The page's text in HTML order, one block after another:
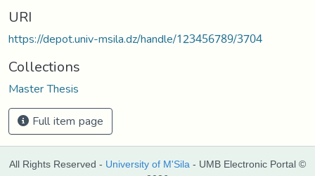
URI
https://depot.univ-msila.dz/handle/123456789/3704
Collections
Master Thesis
Full item page
All Rights Reserved - University of M'Sila - UMB Electronic Portal ©